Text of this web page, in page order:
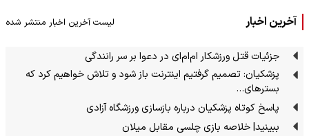
آخرین اخبار لیست آخرین اخبار منتشر شده
جزئیات قتل ورزشکار ام‌ام‌ای در دعوا بر سر رانندگی
پزشکیان: تصمیم گرفتیم اینترنت باز شود و تلاش خواهیم کرد که
بسترهای…
پاسخ کوتاه پزشکیان درباره بازسازی ورزشگاه آزادی
ببینید| خلاصه بازی چلسی مقابل میلان